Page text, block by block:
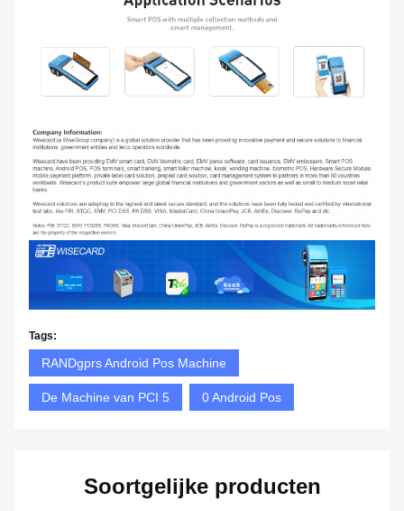
Tags:
RANDgprs Android Pos Machine
De Machine van PCI 5 0 Android Pos
Soortgelijke producten